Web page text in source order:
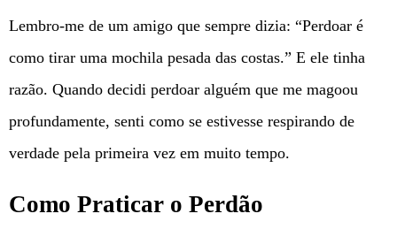
Lembro-me de um amigo que sempre dizia: “Perdoar é
como tirar uma mochila pesada das costas.” E ele tinha
razão. Quando decidi perdoar alguém que me magoou
profundamente, senti como se estivesse respirando de
verdade pela primeira vez em muito tempo.
Como Praticar o Perdão